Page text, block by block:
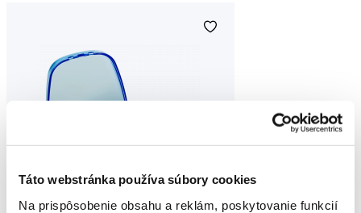
Táto webstránka používa súbory cookies
Na prispôsobenie obsahu a reklám, poskytovanie funkcií